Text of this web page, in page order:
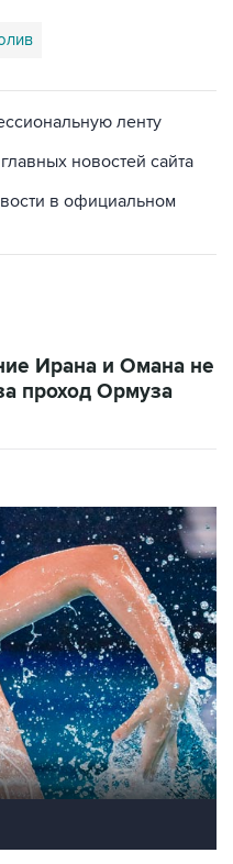
новостей сайта
в официальном
проход Ормуза